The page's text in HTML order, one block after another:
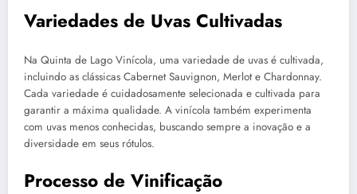
Variedades de Uvas Cultivadas
Na Quinta de Lago Vinícola, uma variedade de uvas é cultivada,
incluindo as clássicas Cabernet Sauvignon, Merlot e Chardonnay.
Cada variedade é cuidadosamente selecionada e cultivada para
garantir a máxima qualidade. A vinícola também experimenta
com uvas menos conhecidas, buscando sempre a inovação e a
diversidade em seus rótulos.
Processo de Vinificação